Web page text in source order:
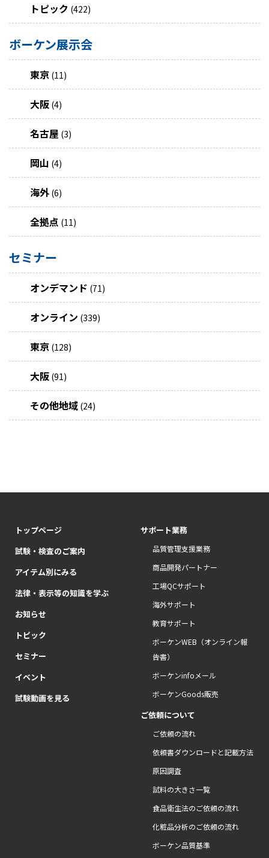
トピック (422)
ボーケン展示会
東京 (11)
大阪 (4)
名古屋 (3)
岡山 (4)
海外 (6)
全拠点 (11)
セミナー
オンデマンド (71)
オンライン (339)
東京 (128)
大阪 (91)
その他地域 (24)
トップページ
試験・検査のご案内
アイテム別にみる
法律・表示等の知識を学ぶ
お知らせ
トピック
セミナー
イベント
試験動画を見る
サポート業務
品質管理支援業務
商品開発パートナー
工場QCサポート
海外サポート
教育サポート
ボーケンWEB（オンライン報
告書）
ボーケンinfoメール
ボーケンGoods販売
ご依頼について
ご依頼の流れ
依頼書ダウンロードと記載方法
原因調査
試料の大きさ一覧
食品衛生法のご依頼の流れ
化粧品分析のご依頼の流れ
ボーケン品質基準